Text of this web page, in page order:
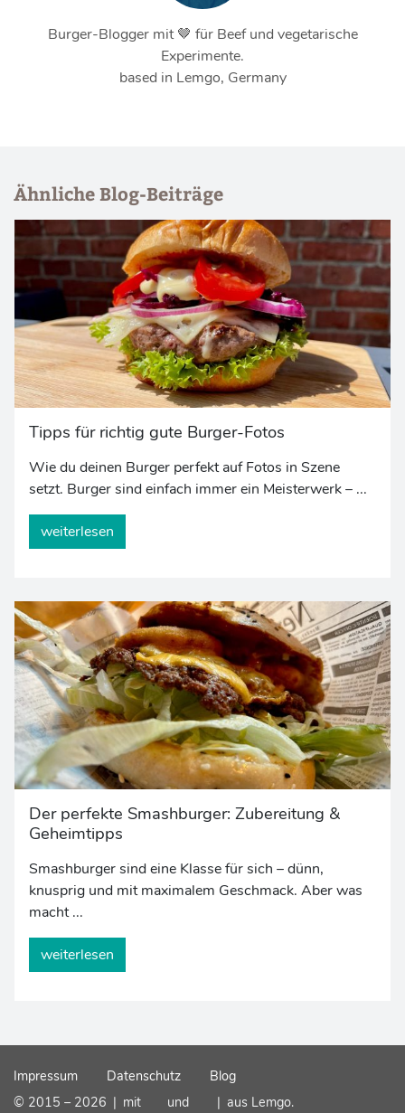
Burger-Blogger mit 🤎 für Beef und vegetarische
Experimente.
based in Lemgo, Germany
Ähnliche Blog-Beiträge
Tipps für richtig gute Burger-Fotos
Wie du deinen Burger perfekt auf Fotos in Szene
setzt. Burger sind einfach immer ein Meisterwerk – ...
weiterlesen
Der perfekte Smashburger: Zubereitung &
Geheimtipps
Smashburger sind eine Klasse für sich – dünn,
knusprig und mit maximalem Geschmack. Aber was
macht ...
weiterlesen
Impressum Datenschutz
Blog
© 2015 – 2026 | mit und | aus Lemgo.